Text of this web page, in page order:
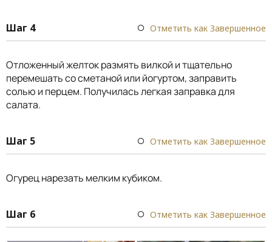
Шаг 4 Отметить как Завершенное
Отложенный желток размять вилкой и тщательно
перемешать со сметаной или йогуртом, заправить
солью и перцем. Получилась легкая заправка для
салата.
Шаг 5 Отметить как Завершенное
Огурец нарезать мелким кубиком.
Шаг 6 Отметить как Завершенное